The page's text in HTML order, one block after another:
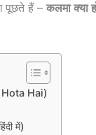
पूछते हैं – कलमा क्या
Hota Hai)
में)